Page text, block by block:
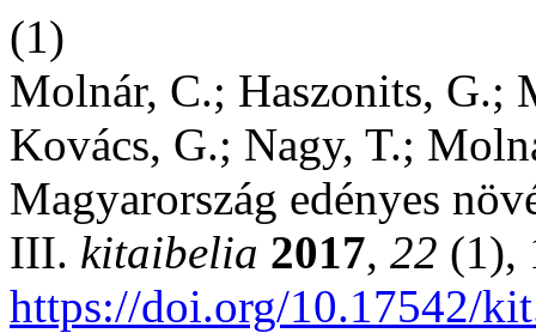
(1)
Molnár, C.; Haszonits, G.;
Kovács, G.; Nagy, T.;
Magyarország edényes
III. kitaibelia 2017, 22 (1),
https://doi.org/10.17542/